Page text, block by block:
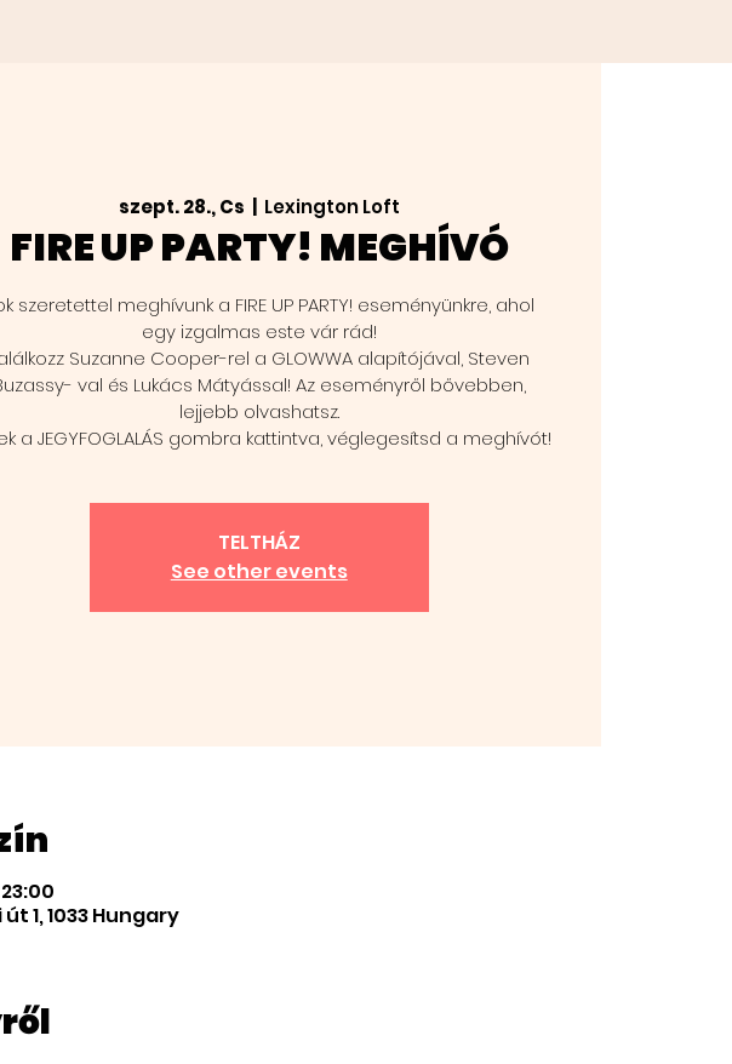
szept. 28., Cs Lexington Loft
FIRE UP PARTY! MEGHÍVÓ
szeretettel meghívunk a FIRE UP PARTY! eseményünkre, ahol
egy izgalmas este vár rád!
Suzanne Cooper-rel a GLOWWA alapítójával, Steven
val és Lukács Mátyással! Az eseményről bővebben,
lejjebb olvashatsz.
a JEGYFOGLALÁS gombra kattintva, véglegesítsd a meghívót!
TELTHÁZ
See other events
1, 1033 Hungary